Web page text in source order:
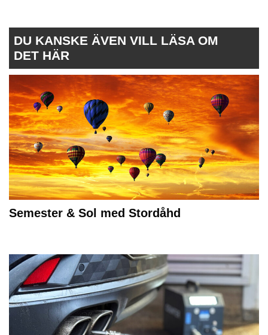
DU KANSKE ÄVEN VILL LÄSA OM
DET HÄR
Semester & Sol med Stordåhd